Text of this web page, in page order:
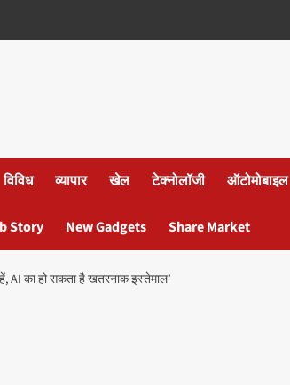
विविध व्यापार खेल टेक्नोलॉजी ऑटोमोबाइल
Story New Gadgets Share Market
AI का हो सकता है खतरनाक इस्तेमाल’